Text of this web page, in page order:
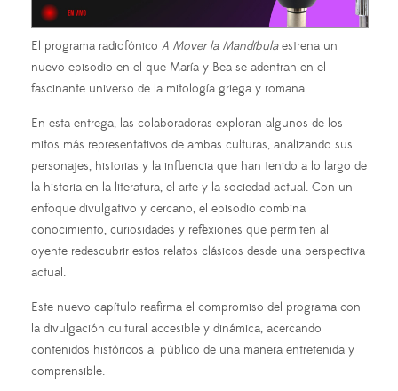
El programa radiofónico A Mover la Mandíbulaestrena un
nuevo episodio en el que María y Bea se adentran en el
fascinante universo de la mitología griega y romana.
En esta entrega, las colaboradoras exploran algunos de los
mitos más representativos de ambas culturas, analizando sus
personajes, historias y la influencia que han tenido a lo largo de
la historia en la literatura, el arte y la sociedad actual. Con un
enfoque divulgativo y cercano, el episodio combina
conocimiento, curiosidades y reflexiones que permiten al
oyente redescubrir estos relatos clásicos desde una perspectiva
actual.
Este nuevo capítulo reafirma el compromiso del programa con
la divulgación cultural accesible y dinámica, acercando
contenidos históricos al público de una manera entretenida y
comprensible.